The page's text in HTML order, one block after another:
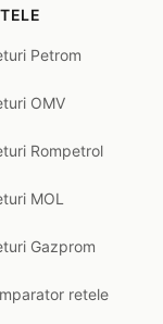
Petrom
OMV
Rompetrol
MOL
Gazprom
retele